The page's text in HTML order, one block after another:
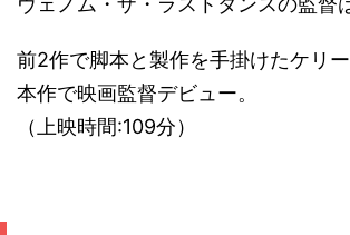
前2作で脚本と製作を手掛けたケリ
本作で映画監督デビュー。
（上映時間:109分）